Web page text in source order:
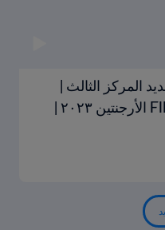
المركز الثالث |
كأس العالم تحت ٢٠ سنة FIFA الأرجنتين ٢٠٢٣ |